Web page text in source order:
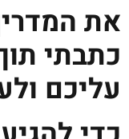
את
כתבתי
עליכם